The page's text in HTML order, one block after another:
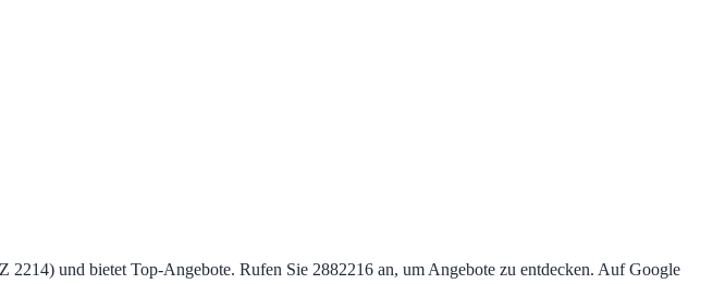
und bietet Top‑Angebote. Rufen Sie 2882216 an, um Angebote zu entdecken. Auf Google